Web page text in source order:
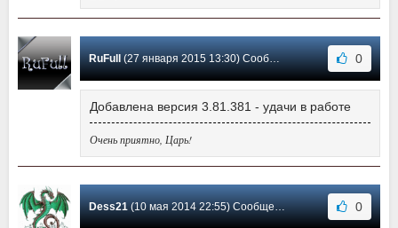
RuFull(27 января 2015 13:30) Сообщение #2 0
Добавлена версия 3.81.381 - удачи в работе
Очень приятно, Царь!
Dess21(10 мая 2014 22:55) Сообщение #1 0